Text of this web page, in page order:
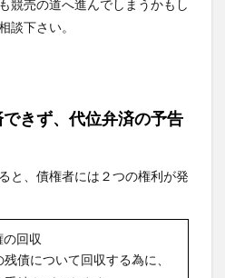
競売の道へ進んでしまうかもし
談下さい。
きず、代位弁済の予告
と、債権者には２つの権利が発
回収
債について回収する為に、